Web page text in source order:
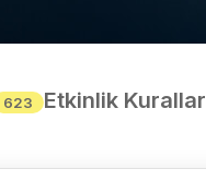
623 Etkinlik